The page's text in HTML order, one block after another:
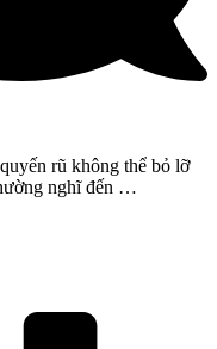
rũ không thể bỏ lỡ
nghĩ đến …